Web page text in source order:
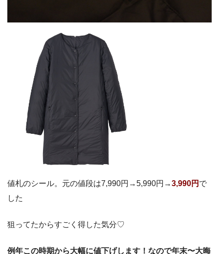
値札のシール。元の値段は7,990円→5,990円→3,990円 で
した
狙ってたからすごく得した気分♡
例年この時期から大幅に値下げします！なので年末〜大晦